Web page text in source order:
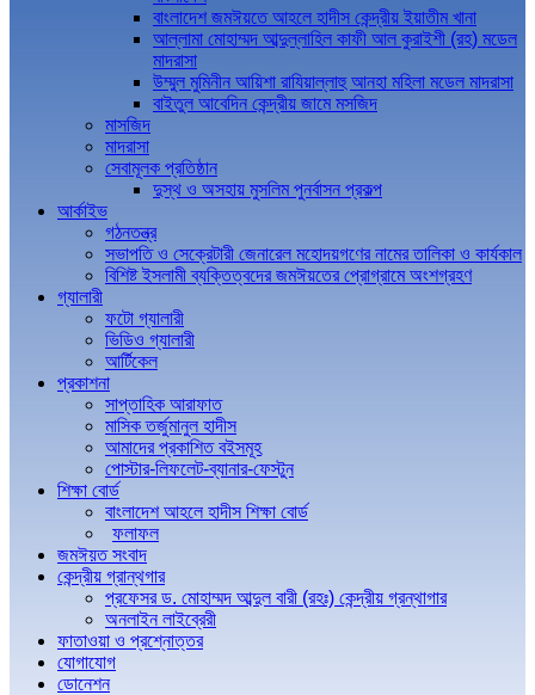
বাংলাদেশ জমঈয়তে আহলে হাদীস কেন্দ্রীয় ইয়াতীম খানা
আল্লামা মোহাম্মদ আব্দুল্লাহিল কাফী আল কুরাইশী (রহ) মডেল
মাদরাসা
উম্মুল মুমিনীন আয়িশা রাযিয়াল্লাহু আনহা মহিলা মডেল মাদরাসা
বাইতুল আবেদিন কেন্দ্রীয় জামে মসজিদ
মাসজিদ
মাদরাসা
সেবামূলক প্রতিষ্ঠান
দুস্থ ও অসহায় মুসলিম পুনর্বাসন প্রকল্প
আর্কাইভ
গঠনতন্ত্র
সভাপতি ও সেক্রেটারী জেনারেল মহোদয়গণের নামের তালিকা ও কার্যকাল
বিশিষ্ট ইসলামী ব্যক্তিত্বদের জমঈয়তের প্রোগ্রামে অংশগ্রহণ
গ্যালারী
ফটো গ্যালারী
ভিডিও গ্যালারী
আর্টিকেল
প্রকাশনা
সাপ্তাহিক আরাফাত
মাসিক তর্জুমানুল হাদীস
আমাদের প্রকাশিত বইসমূহ
পোস্টার-লিফলেট-ব্যানার-ফেস্টুন
শিক্ষা বোর্ড
বাংলাদেশ আহলে হাদীস শিক্ষা বোর্ড
ফলাফল
জমঈয়ত সংবাদ
কেন্দ্রীয় গ্রান্থগার
প্রফেসর ড. মোহাম্মদ আব্দুল বারী (রহঃ) কেন্দ্রীয় গ্রন্থাগার
অনলাইন লাইব্রেরী
ফাতাওয়া ও প্রশ্নোত্তর
যোগাযোগ
ডোনেশন